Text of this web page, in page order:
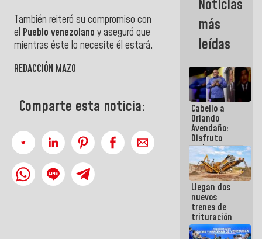
También reiteró su compromiso con
el Pueblo venezolano y aseguró que
mientras éste lo necesite él estará.
REDACCIÓN MAZO
Comparte esta noticia:
a Juntas de
Condominio
Noticias
más
leídas
Cabello a
Orlando
Avendaño:
Disfruto
cada vez
que escribes
porque lo
que haces
es
embarrarla
Llegan dos
nuevos
trenes de
trituración
para